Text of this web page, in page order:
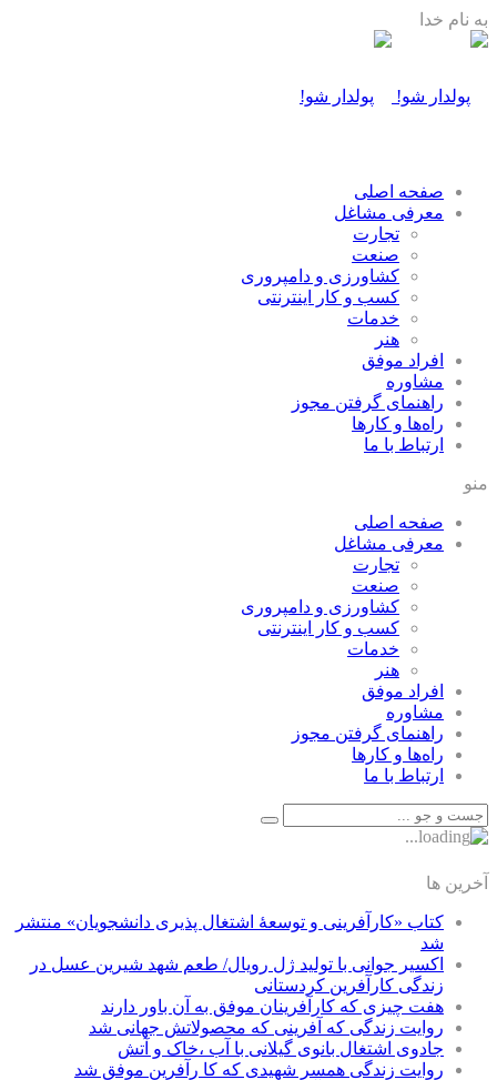
به نام خدا
صفحه اصلی
معرفی مشاغل
تجارت
صنعت
كشاورزی و دامپروری
كسب و كار اينترنتی
خدمات
هنر
افراد موفق
مشاوره
راهنمای گرفتن مجوز
راه‌ها و كارها
ارتباط با ما
منو
صفحه اصلی
معرفی مشاغل
تجارت
صنعت
كشاورزی و دامپروری
كسب و كار اينترنتی
خدمات
هنر
افراد موفق
مشاوره
راهنمای گرفتن مجوز
راه‌ها و كارها
ارتباط با ما
آخرین ها
کتاب «کارآفرینی و توسعۀ اشتغال پذیری دانشجویان» منتشر
شد
اکسیر جوانی با تولید ژل رویال/ طعم شهد شیرین عسل‌ در
زندگی کارآفرین کردستانی
هفت چیزی که کارآفرینان موفق به آن باور دارند
روایت زندگی که آفرینی که محصولاتش جهانی شد
جادوی اشتغال بانوی گیلانی با آب ،خاک و آتش
روایت زندگی همسر شهیدی که کا رآفرین موفق شد